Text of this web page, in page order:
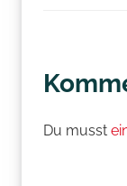
Du musst